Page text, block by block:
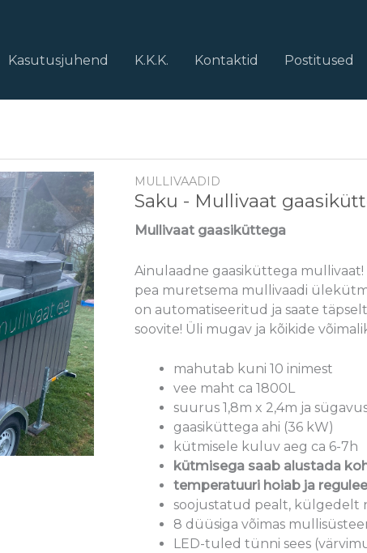
Kasutusjuhend K.K.K. Kontaktid Postitused
MULLIVAADID
Saku - Mullivaat
Mullivaat gaasiküttega
Ainulaadne gaasiküttega mullivaat!
pea muretsema mullivaadi
on automatiseeritud ja saate
soovite! Üli mugav ja kõikide
mahutab kuni 10 inimest
vee maht ca 1800L
suurus 1,8m x 2,4m ja
gaasiküttega ahi (36 kW)
kütmisele kuluv aeg ca 6-7h
kütmisega saab alustada
temperatuuri hoiab ja
soojustatud pealt, külgedelt
8 düüsiga võimas
LED-tuled tünni sees